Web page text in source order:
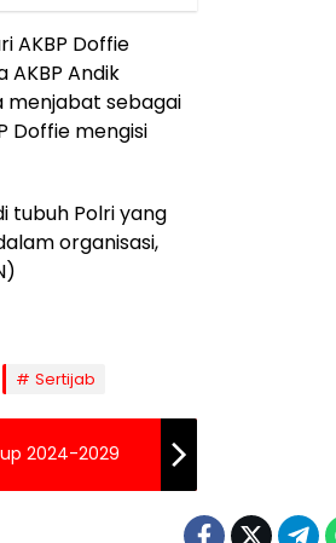
AKBP Doffie
AKBP Andik
menjabat sebagai
Doffie mengisi
tubuh Polri yang
organisasi,
Sertijab
2024-2029